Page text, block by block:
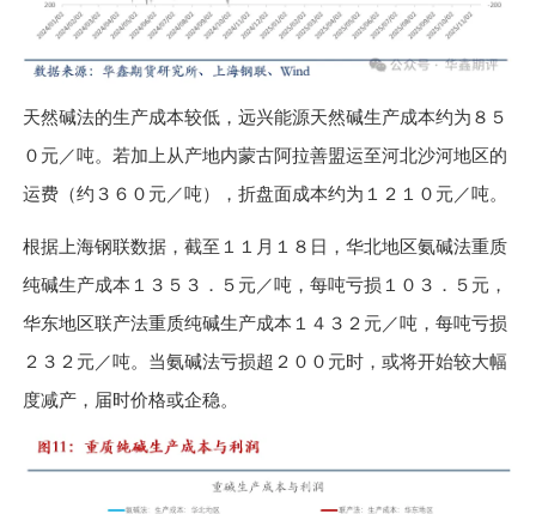
天然碱法的生产成本较低，远兴能源天然碱生产成本约为８５
０元／吨。若加上从产地内蒙古阿拉善盟运至河北沙河地区的
运费（约３６０元／吨），折盘面成本约为１２１０元／吨。
根据上海钢联数据，截至１１月１８日，华北地区氨碱法重质
纯碱生产成本１３５３．５元／吨，每吨亏损１０３．５元，
华东地区联产法重质纯碱生产成本１４３２元／吨，每吨亏损
２３２元／吨。当氨碱法亏损超２００元时，或将开始较大幅
度减产，届时价格或企稳。